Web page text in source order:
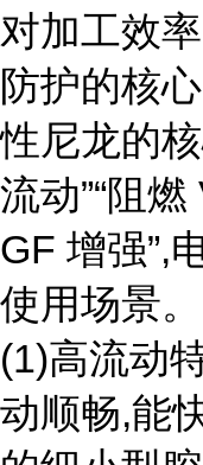
对加工效
防护的核
性尼龙的
流动”“阻燃
GF 增强”,
使用场景。
(1)高流动
动顺畅,能